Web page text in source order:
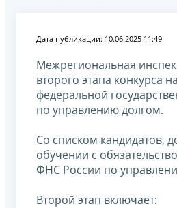
Дата публикации: 10.06.2025 11:49
Межрегиональная
второго этапа конкурса
федеральной
по управлению долгом.
Со списком кандидатов,
обучении с
ФНС России по
Второй этап включает: